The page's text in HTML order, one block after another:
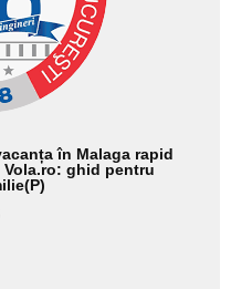
în Malaga rapid
ghid pentru